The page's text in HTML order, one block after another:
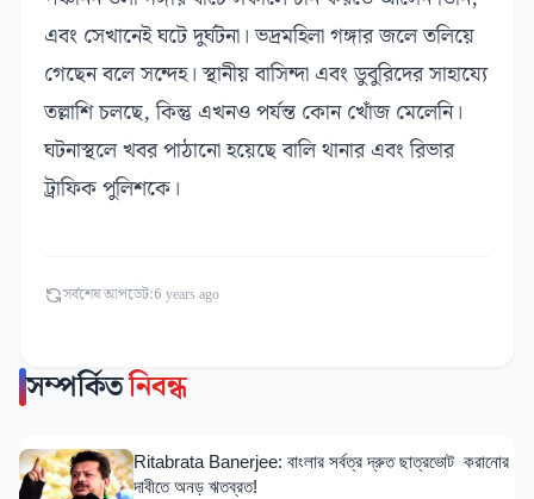
এবং সেখানেই ঘটে দুর্ঘটনা। ভদ্রমহিলা গঙ্গার জলে তলিয়ে
গেছেন বলে সন্দেহ। স্থানীয় বাসিন্দা এবং ডুবুরিদের সাহায্যে
তল্লাশি চলছে, কিন্তু এখনও পর্যন্ত কোন খোঁজ মেলেনি।
ঘটনাস্থলে খবর পাঠানো হয়েছে বালি থানার এবং রিভার
ট্রাফিক পুলিশকে।
সর্বশেষ আপডেট:6 years ago
সম্পর্কিতনিবন্ধ
Ritabrata Banerjee: বাংলার সর্বত্র দ্রুত ছাত্রভোট করানোর
দাবীতে অনড় ঋতব্রত!